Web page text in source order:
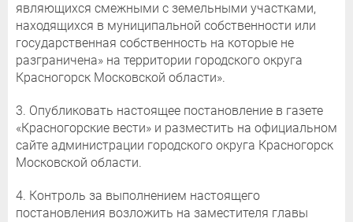
являющихся смежными с земельными участками,
находящихся в муниципальной собственности или
государственная собственность на которые не
разграничена» на территории городского округа
Красногорск Московской области».
3. Опубликовать настоящее постановление в газете
«Красногорские вести» и разместить на официальном
сайте администрации городского округа Красногорск
Московской области.
4. Контроль за выполнением настоящего
постановления возложить на заместителя главы